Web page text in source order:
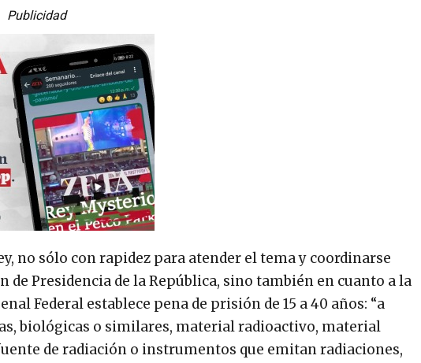
Publicidad
no sólo con rapidez para atender el tema y coordinarse
Presidencia de la República, sino también en cuanto a la
Federal establece pena de prisión de 15 a 40 años: “a
biológicas o similares, material radioactivo, material
de radiación o instrumentos que emitan radiaciones,